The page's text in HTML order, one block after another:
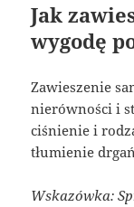
Jak
wygodę
Zawieszenie
nierówności i
ciśnienie i
tłumienie
Wskazówka: